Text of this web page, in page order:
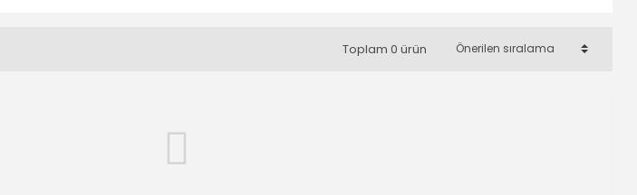
Toplam 0 ürün